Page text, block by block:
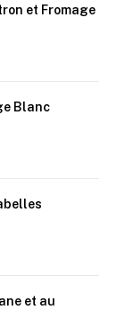
et Fromage
Blanc
et au